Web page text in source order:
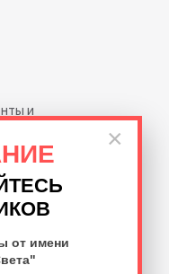
×
от имени
и